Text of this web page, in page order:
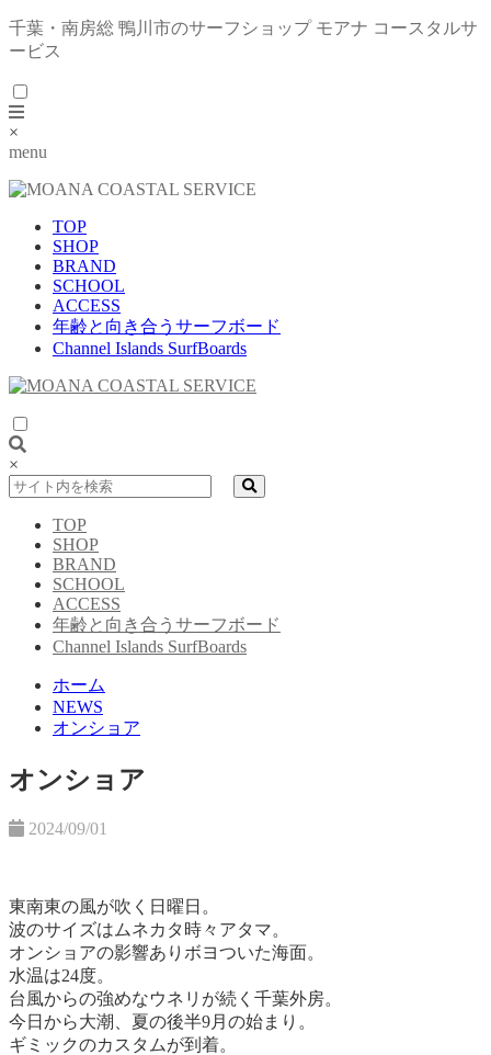
千葉・南房総 鴨川市のサーフショップ モアナ コースタルサ
ービス
×
menu
TOP
SHOP
BRAND
SCHOOL
ACCESS
年齢と向き合うサーフボード
Channel Islands SurfBoards
×
TOP
SHOP
BRAND
SCHOOL
ACCESS
年齢と向き合うサーフボード
Channel Islands SurfBoards
ホーム
NEWS
オンショア
オンショア
2024/09/01
東南東の風が吹く日曜日。
波のサイズはムネカタ時々アタマ。
オンショアの影響ありボヨついた海面。
水温は24度。
台風からの強めなウネリが続く千葉外房。
今日から大潮、夏の後半9月の始まり。
ギミックのカスタムが到着。